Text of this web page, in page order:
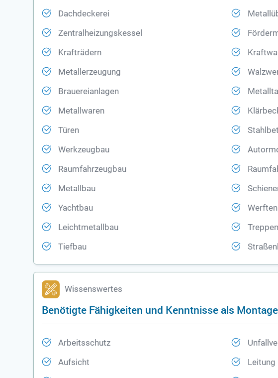
Dachdeckerei
Zentralheizungskessel
Krafträdern
Metallerzeugung
Brauereianlagen
Metallwaren
Türen
Werkzeugbau
Raumfahrzeugbau
Metallbau
Yachtbau Werften
Leichtmetallbau
Tiefbau
Wissenswertes
Benötigte Fähigkeiten und Kenntnisse als
Arbeitsschutz
Aufsicht Leitung